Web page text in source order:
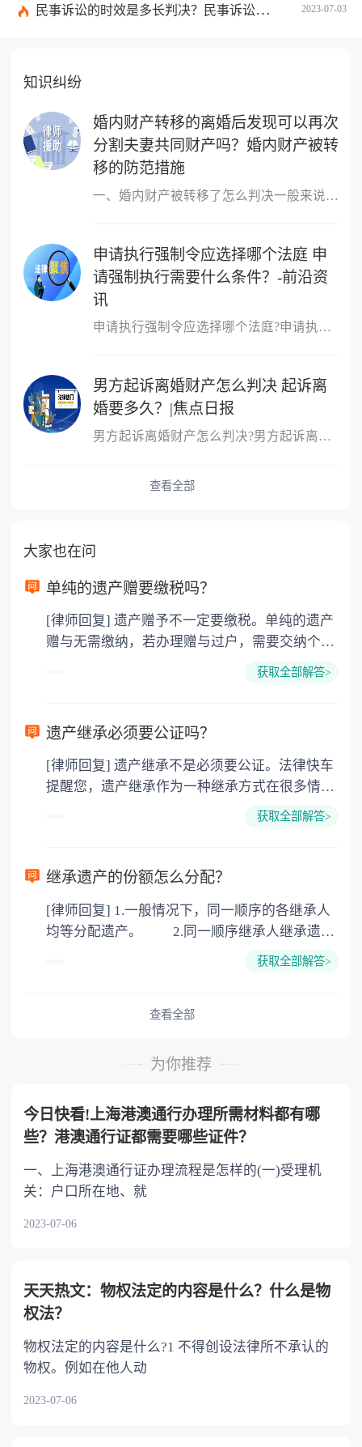
2023-07-03
民事诉讼的时效是多长判决？民事诉讼的诉讼费用计算-天天简讯
知识纠纷
婚内财产转移的离婚后发现可以再次
分割夫妻共同财产吗？婚内财产被转
移的防范措施
一、婚内财产被转移了怎么判决一般来说，所说的离婚前的财产转移主
申请执行强制令应选择哪个法庭 申
请强制执行需要什么条件？-前沿资
讯
申请执行强制令应选择哪个法庭?申请执行强制令应选择如下法庭：向第
男方起诉离婚财产怎么判决 起诉离
婚要多久？|焦点日报
男方起诉离婚财产怎么判决?男方起诉离婚财产的判决：根据财产的具体
查看全部
大家也在问
单纯的遗产赠要缴税吗？
[律师回复] 遗产赠予不一定要缴税。单纯的遗产
赠与无需缴纳，若办理赠与过户，需要交纳个人
所得税、契税和公证费。赠与过户是没有增值税
要缴纳公证费，具体如下： 1. 公证费：按房
3. 印花税：按房屋评估价的0.05%缴纳 4. 土
地增值税：按房价1%缴纳 5. 房屋产权登记费：
获取全部解答>
遗产继承必须要公证吗？
[律师回复] 遗产继承不是必须要公证。法律快车
提醒您，遗产继承作为一种继承方式在很多情况
下都是不需要公证的，当然，如果需要公正的也
以防对财产继承发生纠纷，可以对遗产继承进行
公证。
获取全部解答>
继承遗产的份额怎么分配？
[律师回复] 1.一般情况下，同一顺序的各继承人
均等分配遗产。 2.同一顺序继承人继承遗产
或者与被继承人共同生活的继承人，分配遗产
的继承人，不尽扶养义务的，分配遗产时，应当
获取全部解答>
查看全部
为你推荐
今日快看!上海港澳通行办理所需材料都有哪
些？港澳通行证都需要哪些证件？
一、上海港澳通行证办理流程是怎样的(一)受理机
关：户口所在地、就
2023-07-06
天天热文：物权法定的内容是什么？什么是物
权法？
物权法定的内容是什么?1 不得创设法律所不承认的
物权。例如在他人动
2023-07-06